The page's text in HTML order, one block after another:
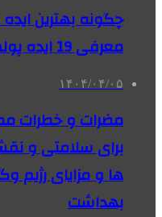
چگونه بهترین
معرفی 19 ایده پولساز
۱۴۰۴/۰۴/۰۵
مضرات و خطرات
برای سلامتی و نقش
ها و مزایای رژیم
بهداشت